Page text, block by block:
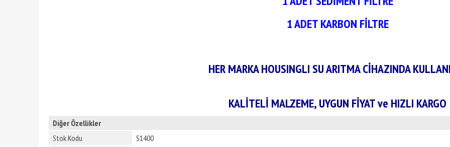
1 ADET KARBON FİLTRE
HER MARKA HOUSINGLI SU ARITMA CİHAZINDA
KALİTELİ MALZEME, UYGUN FİYAT ve HIZLI KARGO
Diğer Özellikler
Stok Kodu
S1400